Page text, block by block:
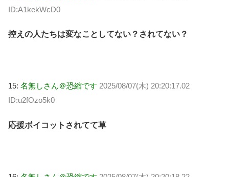
ID:A1kekWcD0
控えの人たちは変なことしてない？されてない？
15: 名無しさん＠恐縮です 2025/08/07(木) 20:20:17.02
ID:u2fOzo5k0
応援ボイコットされてて草